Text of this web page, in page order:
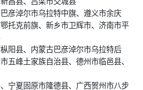
彦淖尔市乌拉特中旗、遵义市余庆
托克前旗、新乡市卫辉市、济南市平
阳县、内蒙古巴彦淖尔市乌拉特后
五峰土家族自治县、德州市临邑县、
宁夏固原市隆德县、广西贺州市八步